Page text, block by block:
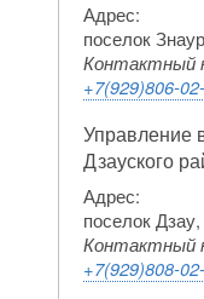
Адрес:
поселок
Контактный
+7(929)806-
Управление
Дзауского
Адрес:
поселок
Контактный
+7(929)808-